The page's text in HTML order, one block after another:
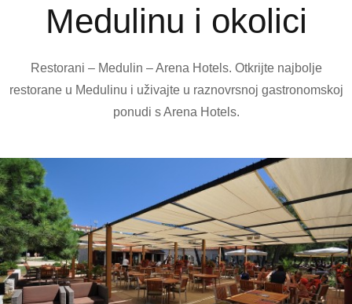
Medulinu i okolici
Restorani – Medulin – Arena Hotels. Otkrijte najbolje
restorane u Medulinu i uživajte u raznovrsnoj gastronomskoj
ponudi s Arena Hotels.